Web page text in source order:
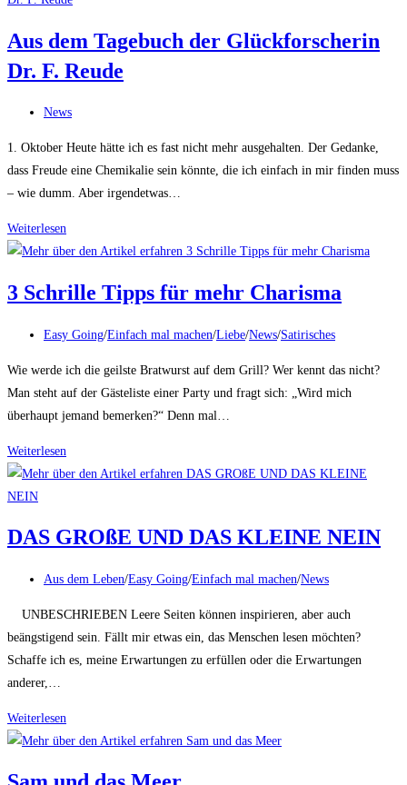
–
Warum
Lernen
Aus dem Tagebuch der Glückforscherin
Dr. F. Reude
Beitrags-
News
1. Oktober Heute hätte ich es fast nicht mehr ausgehalten. Der Gedanke,
dass Freude eine Chemikalie sein könnte, die ich einfach in mir finden muss
– wie dumm. Aber irgendetwas…
Weiterlesen
dem
der
Dr.
F.
Reude
3 Schrille Tipps für mehr Charisma
Beitrags-
Easy Going/Einfach mal machen/Liebe/News/Satirisches
Wie werde ich die geilste Bratwurst auf dem Grill? Wer kennt das nicht?
Man steht auf der Gästeliste einer Party und fragt sich: „Wird mich
überhaupt jemand bemerken?“ Denn mal…
Weiterlesen
Schrille
mehr
DAS GROßE UND DAS KLEINE NEIN
Beitrags-
Aus dem Leben/Easy Going/Einfach mal machen/News
UNBESCHRIEBEN Leere Seiten können inspirieren, aber auch
beängstigend sein. Fällt mir etwas ein, das Menschen lesen möchten?
Schaffe ich es, meine Erwartungen zu erfüllen oder die Erwartungen
anderer,…
Weiterlesen
GROßE